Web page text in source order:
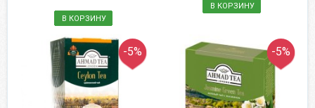
В КОРЗИНУ
В КОРЗИНУ
-5% -5%